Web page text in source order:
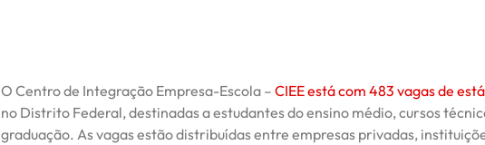
O Centro de Integração Empresa-Escola – CIEE está com 483 vagas de
no Distrito Federal, destinadas a estudantes do ensino médio, cursos
graduação. As vagas estão distribuídas entre empresas privadas,